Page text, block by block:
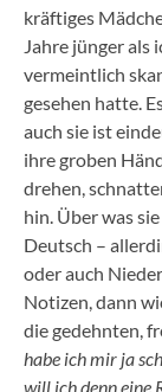
kräftiges
Jahre jünger als
vermeintlich
gesehen hatte.
auch sie ist
ihre groben
drehen,
hin. Über was
Deutsch –
oder auch
Notizen, dann
die gedehnten,
habe ich mir ja
will ich denn eine